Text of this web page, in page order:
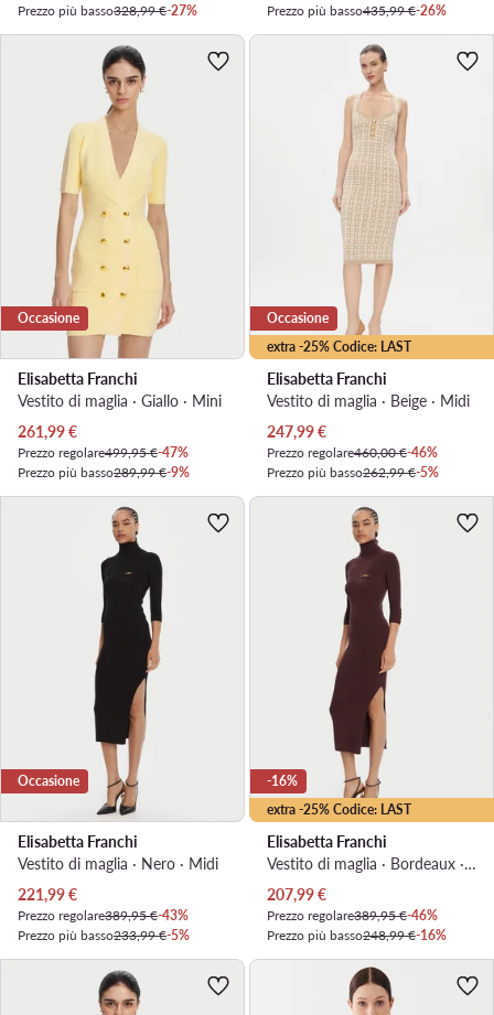
Prezzo più basso328,99 €-27%
Prezzo più basso435,99 €-26%
Occasione
Elisabetta Franchi
Vestito di maglia · Giallo · Mini
Prezzo attuale
261,99€
Prezzo regolare499,95 €-47%
Prezzo più basso289,99 €-9%
extra -25% Codice: LAST
Occasione
Elisabetta Franchi
Vestito di maglia · Beige · Midi
Prezzo attuale
247,99€
Prezzo regolare460,00 €-46%
Prezzo più basso262,99 €-5%
Occasione
Elisabetta Franchi
Vestito di maglia · Nero · Midi
Prezzo attuale
221,99€
Prezzo regolare389,95 €-43%
Prezzo più basso233,99 €-5%
extra -25% Codice: LAST
-16%
Elisabetta Franchi
Vestito di maglia · Bordeaux · Midi
Prezzo attuale
207,99€
Prezzo regolare389,95 €-46%
Prezzo più basso248,99 €-16%